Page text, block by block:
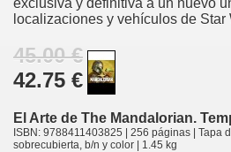
exclusiva y definitiva a un nuevo
localizaciones y vehículos de Star
45.00 €
42.75 €
El Arte de The Mandalorian.
ISBN: 9788411403825 | 256 páginas | Tapa
sobrecubierta, b/n y color | 1.45 kg